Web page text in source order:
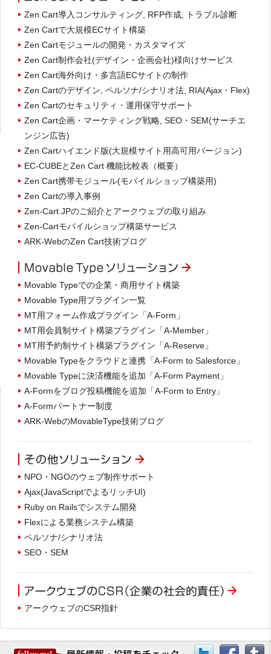
Zen Cart導入コンサルティング, RFP作成, トラブル診断
Zen Cartで大規模ECサイト構築
Zen Cartモジュールの開発・カスタマイズ
Zen Cart制作会社(デザイン・企画会社)様向けサービス
Zen Cart海外向け・多言語ECサイトの制作
Zen Cartのデザイン, ペルソナ/シナリオ法, RIA(Ajax・Flex)
Zen Cartのセキュリティ・運用保守サポート
Zen Cart企画・マーケティング戦略, SEO・SEM(サーチエ
ンジン広告)
Zen Cartハイエンド版(大規模サイト用高可用バージョン)
EC-CUBEとZen Cart 機能比較表（概要）
Zen Cart携帯モジュール(モバイルショップ構築用)
Zen Cartの導入事例
Zen-Cart.JPのご紹介とアークウェブの取り組み
Zen-Cartモバイルショップ構築サービス
ARK-WebのZen Cart技術ブログ
Movable Typeでの企業・商用サイト構築
Movable Type用プラグイン一覧
MT用フォーム作成プラグイン「A-Form」
MT用会員制サイト構築プラグイン「A-Member」
MT用予約制サイト構築プラグイン「A-Reserve」
Movable Typeをクラウドと連携「A-Form to Salesforce」
Movable Typeに決済機能を追加「A-Form Payment」
A-Formをブログ投稿機能を追加「A-Form to Entry」
A-Formパートナー制度
ARK-WebのMovableType技術ブログ
NPO・NGOのウェブ制作サポート
Ajax(JavaScriptでよるリッチUI)
Ruby on Railsでシステム開発
Flexによる業務システム構築
ペルソナ/シナリオ法
SEO・SEM
アークウェブのCSR指針